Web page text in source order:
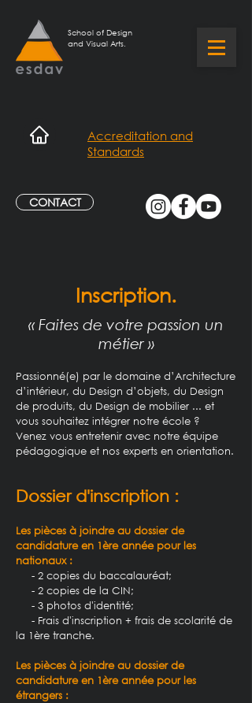
School of Design
and Visual Arts.
CONTACT
Accreditation and
Standards
Inscription.
« Faites de votre passion un
métier »
Passionné(e) par le domaine d’Architecture
d’intérieur, du Design d’objets, du Design
de produits, du Design de mobilier ... et
vous souhaitez intégrer notre école ?
Venez vous entretenir avec notre équipe
pédagogique et nos experts en orientation.
Dossier d'inscription :
Les pièces à joindre au dossier de
candidature en 1ère année pour les
nationaux :
- 2 copies du baccalauréat;
- 2 copies de la CIN;
- 3 photos d'identité;
- Frais d'inscription + frais de scolarité de
la 1ère tranche.
Les pièces à joindre au dossier de
candidature en 1ère année pour les
étrangers :